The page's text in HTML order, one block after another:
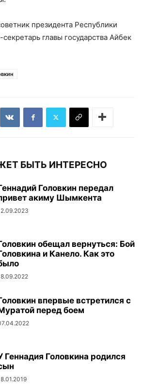
президента Республики
главы государства Айбек
БЫТЬ ИНТЕРЕСНО
Головкин передал
акиму Шымкента
обещал вернуться: Бой
и Канело. Как это
впервые встретился с
перед боем
Геннадия Головкина родился